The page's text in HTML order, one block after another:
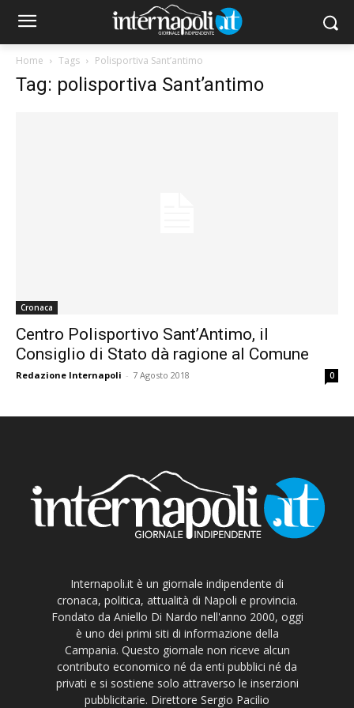
Home Tags Polisportiva Sant’antimo
Tag: polisportiva Sant’antimo
Cronaca
Centro Polisportivo Sant’Antimo, il
Consiglio di Stato dà ragione al Comune
Redazione Internapoli - 7 Agosto 2018 0
Internapoli.it è un giornale indipendente di
cronaca, politica, attualità di Napoli e provincia.
Fondato da Aniello Di Nardo nell'anno 2000, oggi
è uno dei primi siti di informazione della
Campania. Questo giornale non riceve alcun
contributo economico né da enti pubblici né da
privati e si sostiene solo attraverso le inserzioni
pubblicitarie. Direttore Sergio Pacilio